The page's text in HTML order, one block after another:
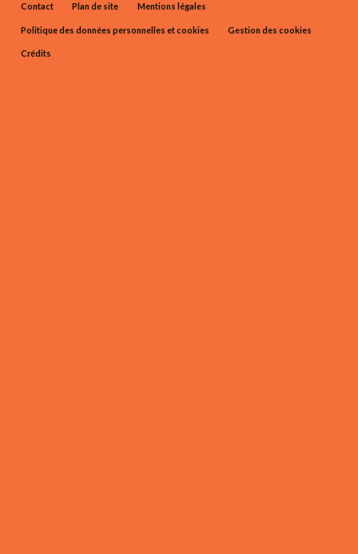
Contact Plan de site Mentions légales
Politique des données personnelles et cookies Gestion des cookies
Crédits